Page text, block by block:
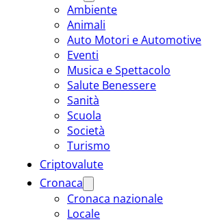
Ambiente
Animali
Auto Motori e Automotive
Eventi
Musica e Spettacolo
Salute Benessere
Sanità
Scuola
Società
Turismo
Criptovalute
Cronaca
Cronaca nazionale
Locale